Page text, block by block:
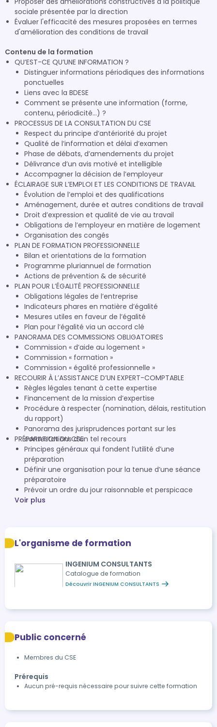
sociale présentée par la direction
Évaluer l'efficacité des mesures proposées en termes
d'amélioration des conditions de travail
Contenu de la formation
QU’EST-CE QU’UNE INFORMATION ?
Distinguer informations périodiques des informations
ponctuelles
Liens avec la BDESE
Comment se présente une information (forme,
contenu, périodicité…) ?
PROCESSUS DE LA CONSULTATION DU CSE
Respect du principe d’antériorité du projet
Qualité de l’information et délai d’examen
Phase de débats, d’amendements du projet
Délivrance d’un avis motivé et intelligible
Accompagner la décision de l’employeur
ÉCLAIRAGE SUR L’EMPLOI ET LES CONDITIONS DE TRAVAIL
Évolution de l’emploi et des qualifications
Aménagement, durée et autres conditions de travail
Droit d’expression et qualité de vie au travail
Obligations de l’employeur en matière de logement
Organisation des congés
PLAN DE FORMATION PROFESSIONNELLE
Bilan et orientations de la formation
Programme pluriannuel de formation
Actions de prévention & de sécurité
PLAN POUR L’ÉGALITÉ PROFESSIONNELLE
Obligations légales de l’entreprise
Indicateurs phares en matière d’égalité
Mesures utiles en faveur de l’égalité
Plan pour l’égalité via un accord clé
PANORAMA DES COMMISSIONS OBLIGATOIRES
Commission « d’aide au logement »
Commission « formation »
Commission « égalité professionnelle »
RECOURIR À L’ASSISTANCE D’UN EXPERT-COMPTABLE
Règles légales tenant à cette expertise
Financement de la mission d’expertise
Procédure à respecter (nomination, délais, restitution
du rapport)
Panorama des jurisprudences portant sur les
contestations d’un tel recours
PRÉPARATION DU CSE
Principes généraux qui fondent l’utilité d’une
préparation
Définir une organisation pour la tenue d’une séance
préparatoire
Prévoir un ordre du jour raisonnable et perspicace
Voir plus
L'organisme de formation
INGENIUM CONSULTANTS
Catalogue de formation
Découvrir INGENIUM CONSULTANTS
Public concerné
Membres du CSE
Prérequis
Aucun pré-requis nécessaire pour suivre cette formation